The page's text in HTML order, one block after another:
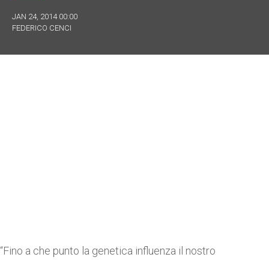
JAN 24, 2014 00:00
FEDERICO CENCI
“Fino a che punto la genetica influenza il nostro